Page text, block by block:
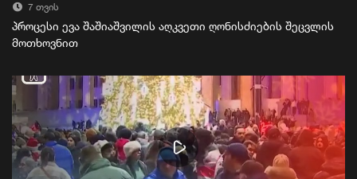
7 თვის
პროცესი ევა შაშიაშვილის აღკვეთი ღონისძიების შეცვლის
მოთხოვნით